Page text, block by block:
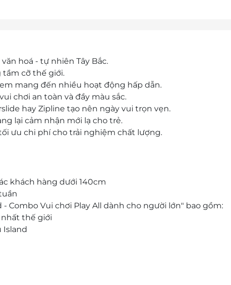
hoá - tự nhiên Tây Bắc.
cỡ thế giới.
mang đến nhiều hoạt động hấp dẫn.
chơi an toàn và đầy màu sắc.
hay Zipline tạo nên ngày vui trọn vẹn.
lại cảm nhận mới lạ cho trẻ.
ưu chi phí cho trải nghiệm chất lượng.
khách hàng dưới 140cm
- Combo Vui chơi Play All dành cho người lớn" bao gồm:
nhất thế giới
Island